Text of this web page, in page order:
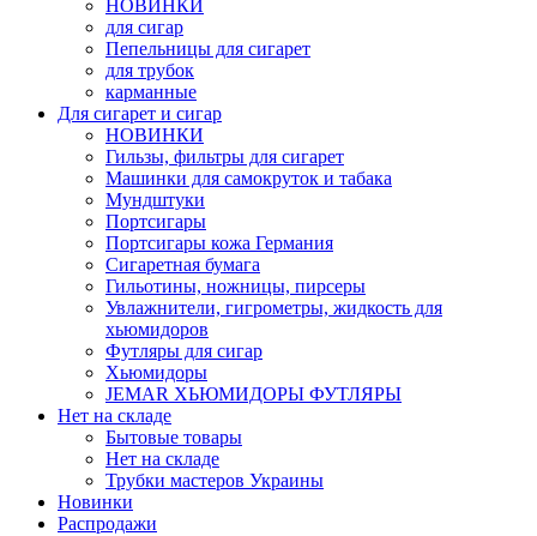
НОВИНКИ
для сигар
Пепельницы для сигарет
для трубок
карманные
Для сигарет и сигар
НОВИНКИ
Гильзы, фильтры для сигарет
Машинки для самокруток и табака
Мундштуки
Портсигары
Портсигары кожа Германия
Сигаретная бумага
Гильотины, ножницы, пирсеры
Увлажнители, гигрометры, жидкость для
хьюмидоров
Футляры для сигар
Хьюмидоры
JEMAR ХЬЮМИДОРЫ ФУТЛЯРЫ
Нет на складе
Бытовые товары
Нет на складе
Трубки мастеров Украины
Новинки
Распродажи